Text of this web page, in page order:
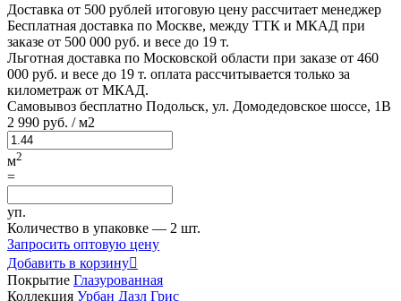
Доставка от 500 рублей итоговую цену рассчитает менеджер
Бесплатная доставка по Москве, между ТТК и МКАД при
заказе от 500 000 руб. и весе до 19 т.
Льготная доставка по Московской области при заказе от 460
000 руб. и весе до 19 т. оплата рассчитывается только за
километраж от МКАД.
Самовывоз бесплатно Подольск, ул. Домодедовское шоссе, 1В
2 990 руб. / м2
м2
=
уп.
Количество в упаковке — 2 шт.
Запросить оптовую цену
Добавить в корзину
Покрытие Глазурованная
Коллекция Урбан Дазл Грис